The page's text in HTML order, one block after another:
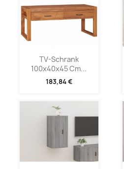
TV-Schrank
100x40x45 Cm...
183,84 €